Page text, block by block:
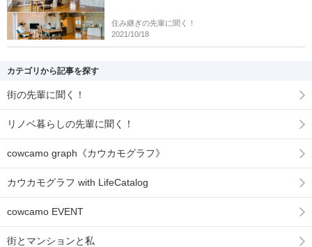
住み継ぎの先輩に聞く！
2021/10/18
カテゴリから記事を探す
街の先輩に聞く！
リノベ暮らしの先輩に聞く！
cowcamo graph《カウカモグラフ》
カウカモグラフ with LifeCatalog
cowcamo EVENT
街とマンションと私